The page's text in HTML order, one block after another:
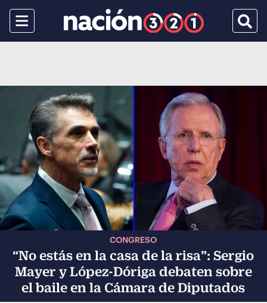
Menu
CONGRESO
“No estás en la casa de la risa”: Sergio
Mayer y López-Dóriga debaten sobre
el baile en la Cámara de Diputados